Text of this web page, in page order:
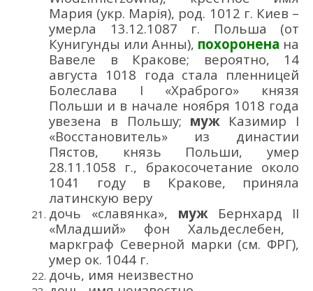
Мария (укр. Марія), род. 1012 г. Киев –
умерла 13.12.1087 г. Польша (от
Кунигунды или Анны), похоронена на
Вавеле в Кракове; вероятно, 14
августа 1018 года стала пленницей
Болеслава I «Храброго» князя
Польши и в начале ноября 1018 года
увезена в Польшу; муж Казимир I
«Восстановитель»
из династии
Пястов, князь Польши, умер
28.11.1058 г., бракосочетание около
1041 году в Кракове, приняла
латинскую веру
дочь «славянка», мужБернхард
II
«Младший» фон Хальдеслебен,
маркграф Северной марки (см. ФРГ),
умер ок. 1044 г.
дочь, имя неизвестно